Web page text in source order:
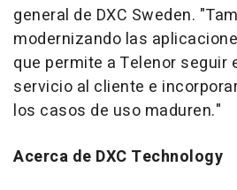
general de DXC Sweden.
modernizando las
que permite a Telenor seguir
servicio al cliente e
los casos de uso maduren."
Acerca de DXC Technology